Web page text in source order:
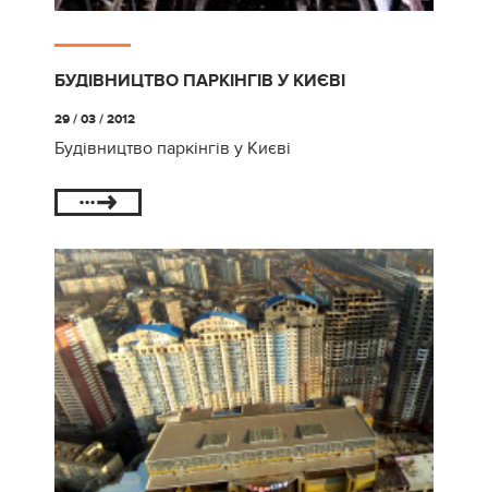
БУДІВНИЦТВО ПАРКІНГІВ У КИЄВІ
29 / 03 / 2012
Будівництво паркінгів у Києві